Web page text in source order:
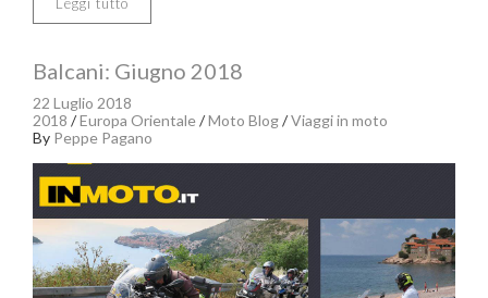
Balcani: Giugno 2018
22 Luglio 2018
2018 /Europa Orientale/Moto Blog/Viaggi in moto
By Peppe Pagano